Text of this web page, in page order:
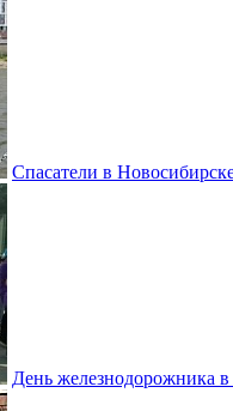
Спасатели в
День железнодорожника